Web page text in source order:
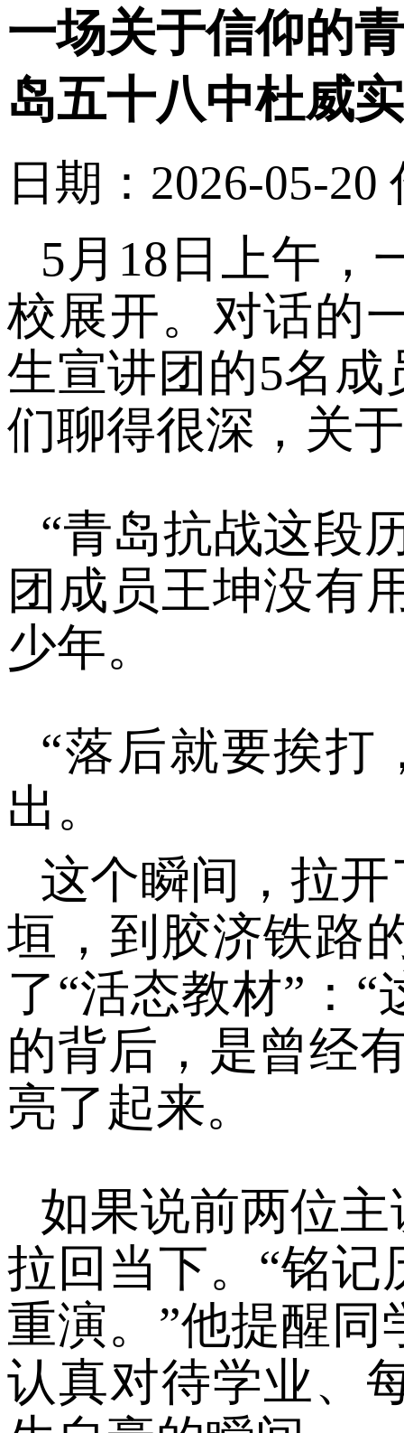
一场关于信仰的
岛五十八中杜威
日期：2026-05-20
5月18日上午，
校展开。对话的
生宣讲团的5名
们聊得很深，关
“青岛抗战这段
团成员王坤没有
少年。
“落后就要挨打
出。
这个瞬间，拉
垣，到胶济铁路
了“活态教材”：
的背后，是曾经
亮了起来。
如果说前两位
拉回当下。 “铭记
重演。”他提醒
认真对待学业、